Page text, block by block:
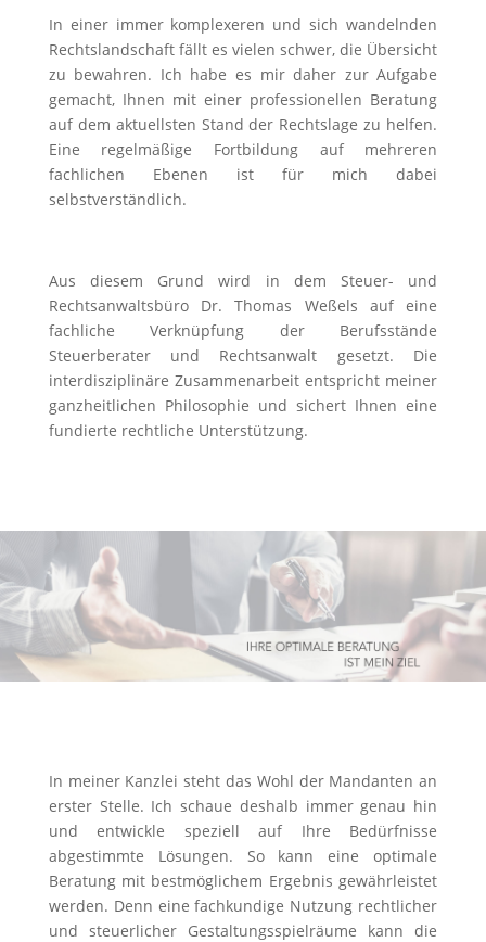
In einer immer komplexeren und sich wandelnden
Rechtslandschaft fällt es vielen schwer, die Übersicht
zu bewahren. Ich habe es mir daher zur Aufgabe
gemacht, Ihnen mit einer professionellen Beratung
auf dem aktuellsten Stand der Rechtslage zu helfen.
Eine regelmäßige Fortbildung auf mehreren
fachlichen Ebenen ist für mich dabei
selbstverständlich.
Aus diesem Grund wird in dem Steuer- und
Rechtsanwaltsbüro Dr. Thomas Weßels auf eine
fachliche Verknüpfung der Berufsstände
Steuerberater und Rechtsanwalt gesetzt. Die
interdisziplinäre Zusammenarbeit entspricht meiner
ganzheitlichen Philosophie und sichert Ihnen eine
fundierte rechtliche Unterstützung.
In meiner Kanzlei steht das Wohl der Mandanten an
erster Stelle. Ich schaue deshalb immer genau hin
und entwickle speziell auf Ihre Bedürfnisse
abgestimmte Lösungen. So kann eine optimale
Beratung mit bestmöglichem Ergebnis gewährleistet
werden. Denn eine fachkundige Nutzung rechtlicher
und steuerlicher Gestaltungsspielräume kann die